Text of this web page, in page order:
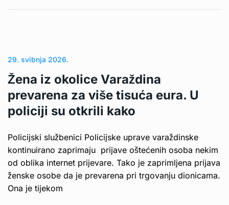
29. svibnja 2026.
Žena iz okolice Varaždina
prevarena za više tisuća eura. U
policiji su otkrili kako
Policijski službenici Policijske uprave varaždinske
kontinuirano zaprimaju prijave oštećenih osoba nekim
od oblika internet prijevare. Tako je zaprimljena prijava
ženske osobe da je prevarena pri trgovanju dionicama.
Ona je tijekom